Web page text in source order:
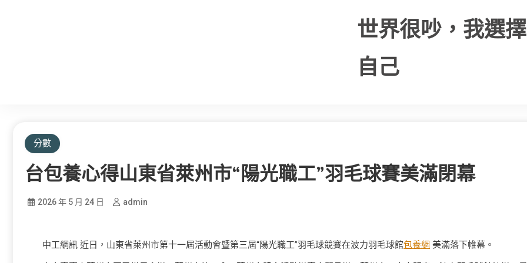
世界很吵，我選
自己
分數
台包養心得山東省萊州市“陽光職工”羽毛球賽美滿閉幕
2026 年 5 月 24 日 admin
中工網訊 近日，山東省萊州市第十一屆活動會暨第三屆“陽光職工”羽毛球競賽在波力羽毛球館包養網 美滿落下帷幕。